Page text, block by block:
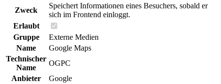
Zweck
Speichert Informationen eines Besuchers, sobald er
sich im Frontend einloggt.
Erlaubt
Gruppe
Externe Medien
Name
Google Maps
Technischer
Name
OGPC
Anbieter
Google